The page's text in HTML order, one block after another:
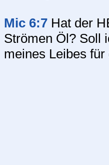
Mic 6:7 Hat der
Strömen Öl? Soll
meines Leibes